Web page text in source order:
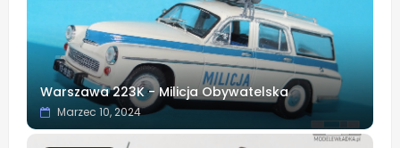
Warszawa 223K - Milicja Obywatelska
Marzec 10, 2024